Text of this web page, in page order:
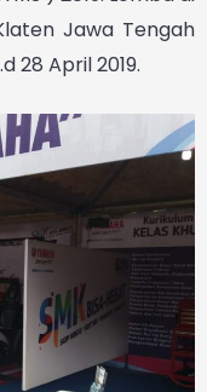
Jawa Tengah
28 April 2019.